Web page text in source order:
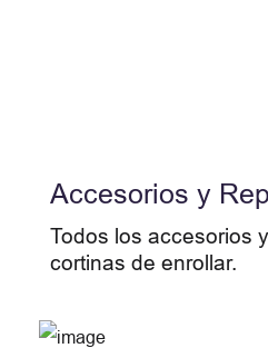
Accesorios y
Todos los accesorios
cortinas de enrollar.